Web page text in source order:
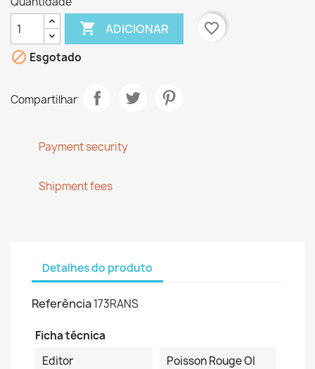
 ADICIONAR
favorite_border
 Esgotado
Compartilhar
Payment security
Shipment fees
Detalhes do produto
Referência173RANS
Ficha técnica
Editor
Poisson Rouge OI